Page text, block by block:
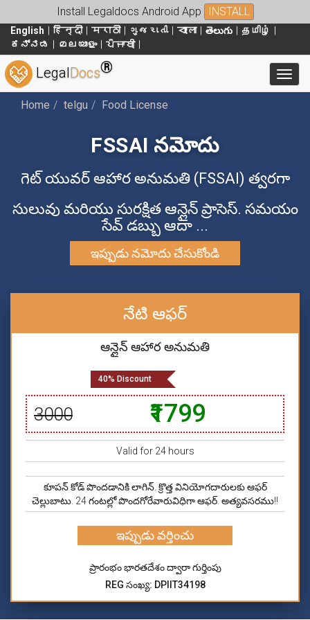
Install Legaldocs Android App INSTALL
English हिन्दी मराठी ગુજરાતી বাংলা తెలుగు
தமிழ்
ಕನ್ನಡ
മലയാളം ਪੰਜਾਬੀ
LegalDocs®
Home telgu Food License
FSSAI నమోదు
గెట్ యువర్ ఆహార అనుమతి (FSSAI) త్వరగా
సులువు మరియు సురక్షిత ఆన్లైన్ ప్రాసెస్. సమయం
సేవ్ డబ్బు ఆదా ...
ఇప్పుడు నమోదు చేసుకోండి
నేటి ఆఫర్
ఆన్లైన్ ఆహార అనుమతి
40% Discount
₹3000 ₹1799
Valid for 24 hours
కూపన్ కోడ్ పొందడానికి లాగిన్. క్రొత్త వినియోగదారులకు ఆఫర్
చెల్లుబాటు. 24 గంటల్లో పొందగోరేవారువిధిగా ఆఫర్. అత్యవసరము!!
ఇప్పుడు వర్తించు
ప్రారంభం భారతదేశం ద్వారా గుర్తింపు
REG సంఖ్య: DPIIT34198